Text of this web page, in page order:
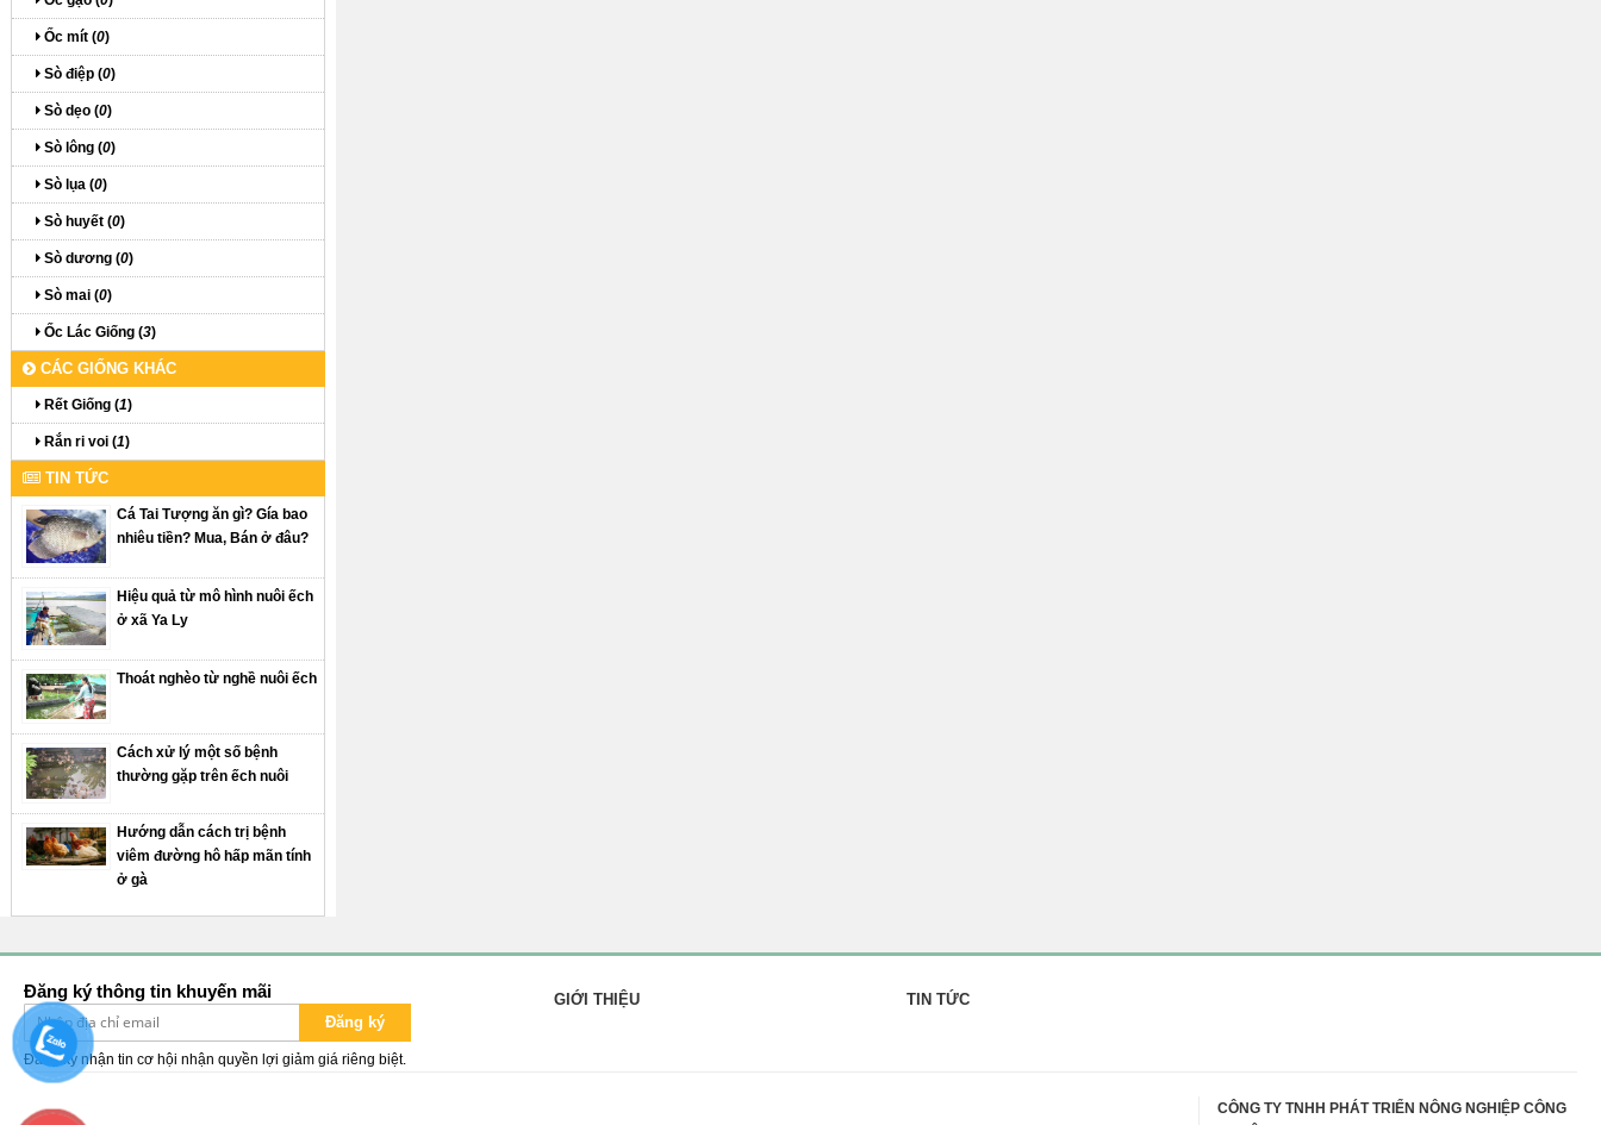
Ốc mít (0)
Sò điệp (0)
Sò dẹo (0)
Sò lông (0)
Sò lụa (0)
Sò huyết (0)
Sò dương (0)
Sò mai (0)
Ốc Lác Giống (3)
CÁC GIỐNG KHÁC
Rết Giống (1)
Rắn ri voi (1)
TIN TỨC
Cá Tai Tượng ăn gì? Gía bao
nhiêu tiền? Mua, Bán ở đâu?
Hiệu quả từ mô hình nuôi ếch
ở xã Ya Ly
Thoát nghèo từ nghề nuôi ếch
Cách xử lý một số bệnh
thường gặp trên ếch nuôi
Hướng dẫn cách trị bệnh
viêm đường hô hấp mãn tính
ở gà
Đăng ký thông tin khuyến mãi
Đăng ký
Đăng ký nhận tin cơ hội nhận quyền lợi giảm giá riêng biệt.
GIỚI THIỆU TIN TỨC
CÔNG TY TNHH PHÁT TRIỂN NÔNG NGHIỆP CÔNG